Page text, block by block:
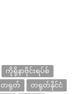
ကိုရိုနာဗိုင်းရပ်စ်
တရုတ်
တရုတ်နိုင်ငံ